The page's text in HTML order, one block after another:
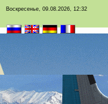
Воскресенье, 09.08.2026, 12:32